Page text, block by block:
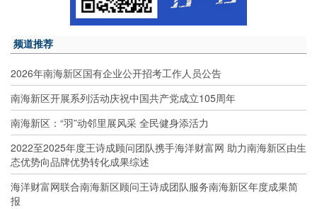
频道推荐
2026年南海新区国有企业公开招考工作人员公告
南海新区开展系列活动庆祝中国共产党成立105周年
南海新区：“羽”动邻里展风采 全民健身添活力
2022至2025年度王诗成顾问团队携手海洋财富网 助力南海新区由生
态优势向品牌优势转化成果综述
海洋财富网联合南海新区顾问王诗成团队服务南海新区年度成果简
报